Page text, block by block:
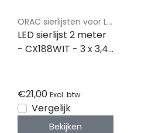
ORAC sierlijsten voor LED Strips
LED sierlijst 2 meter
- CX188WIT - 3 x 3,4
€21,00 Excl. btw
Vergelijk
Bekijken